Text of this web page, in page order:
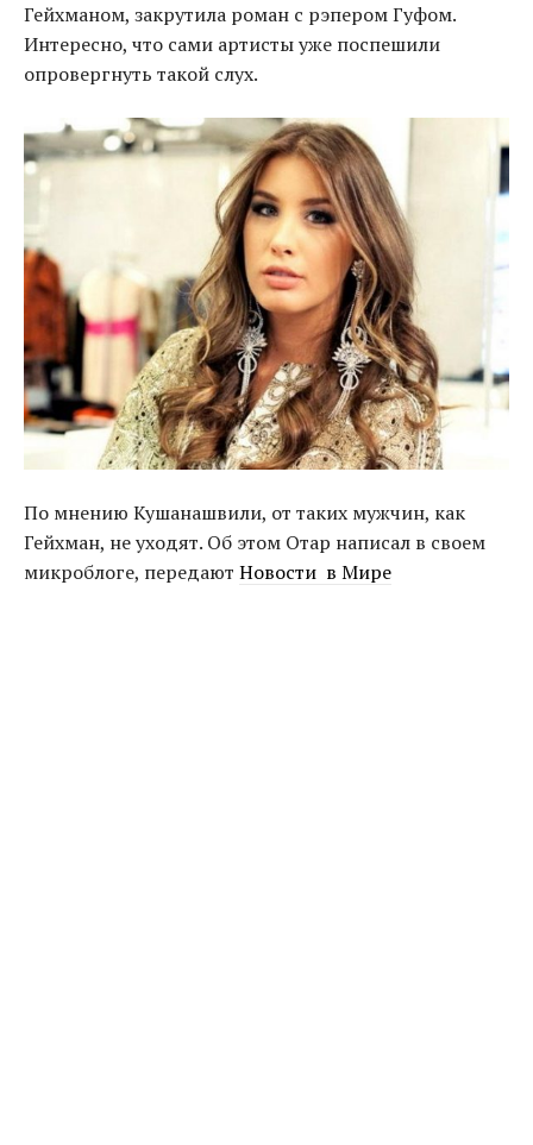
Гейхманом, закрутила роман с рэпером Гуфом.
Интересно, что сами артисты уже поспешили
опровергнуть такой слух.
По мнению Кушанашвили, от таких мужчин, как
Гейхман, не уходят. Об этом Отар написал в своем
микроблоге, передают Новости в Мире